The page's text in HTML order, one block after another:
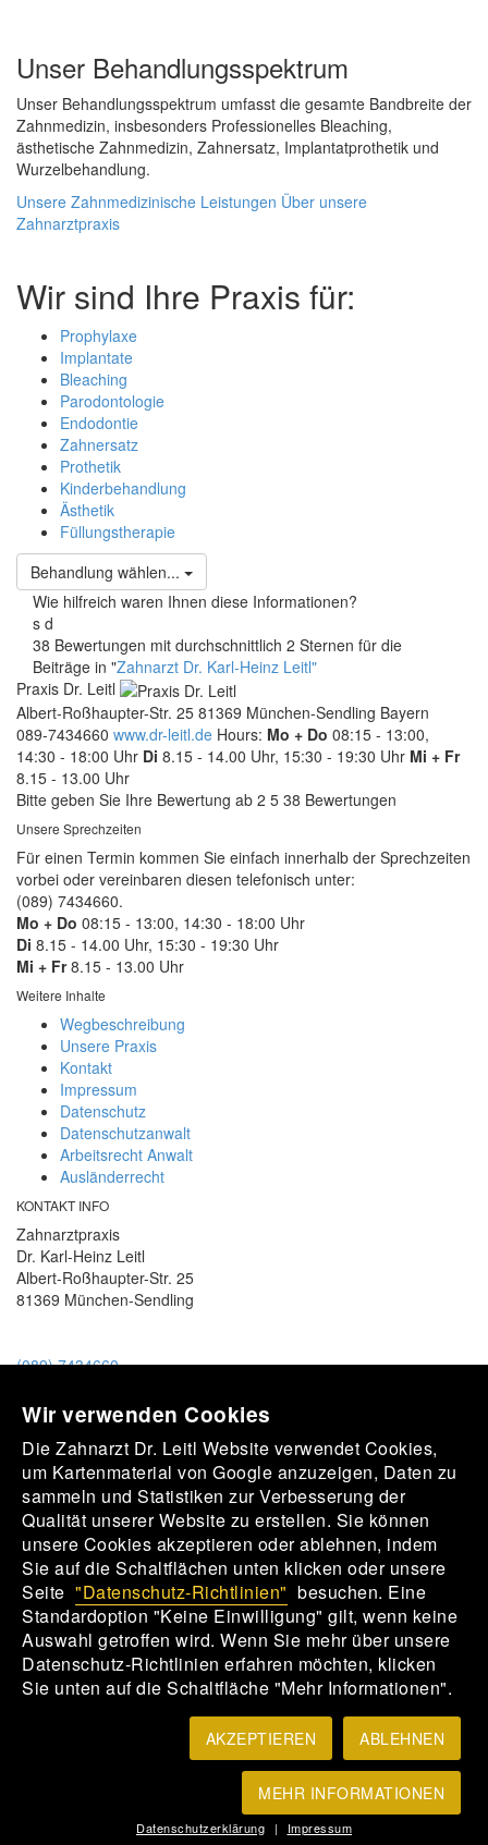
Wir verwenden Cookies
Die Zahnarzt Dr. Leitl Website verwendet Cookies,
um Kartenmaterial von Google anzuzeigen, Daten zu
sammeln und Statistiken zur Verbesserung der
Qualität unserer Website zu erstellen. Sie können
unsere Cookies akzeptieren oder ablehnen, indem
Sie auf die Schaltflächen unten klicken oder unsere
Seite "Datenschutz-Richtlinien" besuchen. Eine
Standardoption "Keine Einwilligung" gilt, wenn keine
Auswahl getroffen wird. Wenn Sie mehr über unsere
Datenschutz-Richtlinien erfahren möchten, klicken
Sie unten auf die Schaltfläche "Mehr Informationen".
ABLEHNEN
AKZEPTIEREN
MEHR INFORMATIONEN
Datenschutzerklärung | Impressum
Unser Behandlungsspektrum
Unser Behandlungsspektrum umfasst die gesamte Bandbreite der
Zahnmedizin, insbesonders Professionelles Bleaching,
ästhetische Zahnmedizin, Zahnersatz, Implantatprothetik und
Wurzelbehandlung.
Unsere Zahnmedizinische Leistungen Über unsere
Zahnarztpraxis
Wir sind Ihre Praxis für:
Prophylaxe
Implantate
Bleaching
Parodontologie
Endodontie
Zahnersatz
Prothetik
Kinderbehandlung
Ästhetik
Füllungstherapie
Behandlung wählen...
Wie hilfreich waren Ihnen diese Informationen?
s d
38 Bewertungen mit durchschnittlich 2 Sternen für die
Beiträge in "Zahnarzt Dr. Karl-Heinz Leitl"
Praxis Dr. Leitl
Albert-Roßhaupter-Str. 25 81369 München-Sendling Bayern
089-7434660 www.dr-leitl.de Hours: Mo + Do 08:15 - 13:00,
14:30 - 18:00 Uhr Di 8.15 - 14.00 Uhr, 15:30 - 19:30 Uhr Mi + Fr
8.15 - 13.00 Uhr
Bitte geben Sie Ihre Bewertung ab 2 5 38 Bewertungen
Unsere Sprechzeiten
Für einen Termin kommen Sie einfach innerhalb der Sprechzeiten
vorbei oder vereinbaren diesen telefonisch unter:
(089) 7434660.
Mo + Do 08:15 - 13:00, 14:30 - 18:00 Uhr
Di 8.15 - 14.00 Uhr, 15:30 - 19:30 Uhr
Mi + Fr8.15 - 13.00 Uhr
Weitere Inhalte
Wegbeschreibung
Unsere Praxis
Kontakt
Impressum
Datenschutz
Datenschutzanwalt
Arbeitsrecht Anwalt
Ausländerrecht
KONTAKT INFO
Zahnarztpraxis
Dr. Karl-Heinz Leitl
Albert-Roßhaupter-Str. 25
81369 München-Sendling
(089) 7434660
Unser Praxisteam
Ein motiviertes Praxisteam erwartet Sie.
Zahnärztlicher Notdienst Bayerns Telefonnummer
Dr. Karl-Heinz Leitl,81369 München-Sendling
und Überweisung